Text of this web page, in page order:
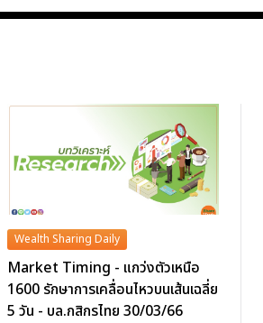
Wealth Sharing Daily
Market Timing - แกว่งตัวเหนือ
1600 รักษาการเคลื่อนไหวบนเส้นเฉลี่ย
5 วัน - บล.กสิกรไทย 30/03/66